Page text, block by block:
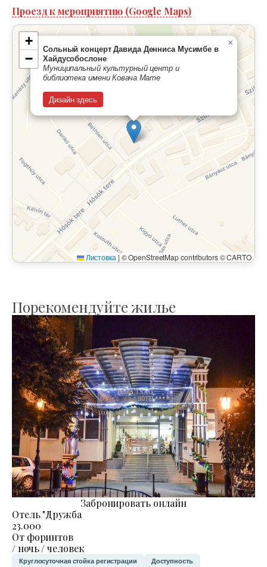
Проезд к мероприятию (Google Maps)
Сольный концерт Давида Денниса Мусимбе в
Хайдусобослоне
Муниципальный культурный центр и
библиотека имени Ковача Мате
Дизайн здесь
×
+
−
Листовка | © OpenStreetMap contributors © CARTO
Порекомендуйте жилье
Забронировать онлайн
Отель "Дружба
23.000
От форинтов
/ ночь / человек
Круглосуточная стойка регистрации Доступность